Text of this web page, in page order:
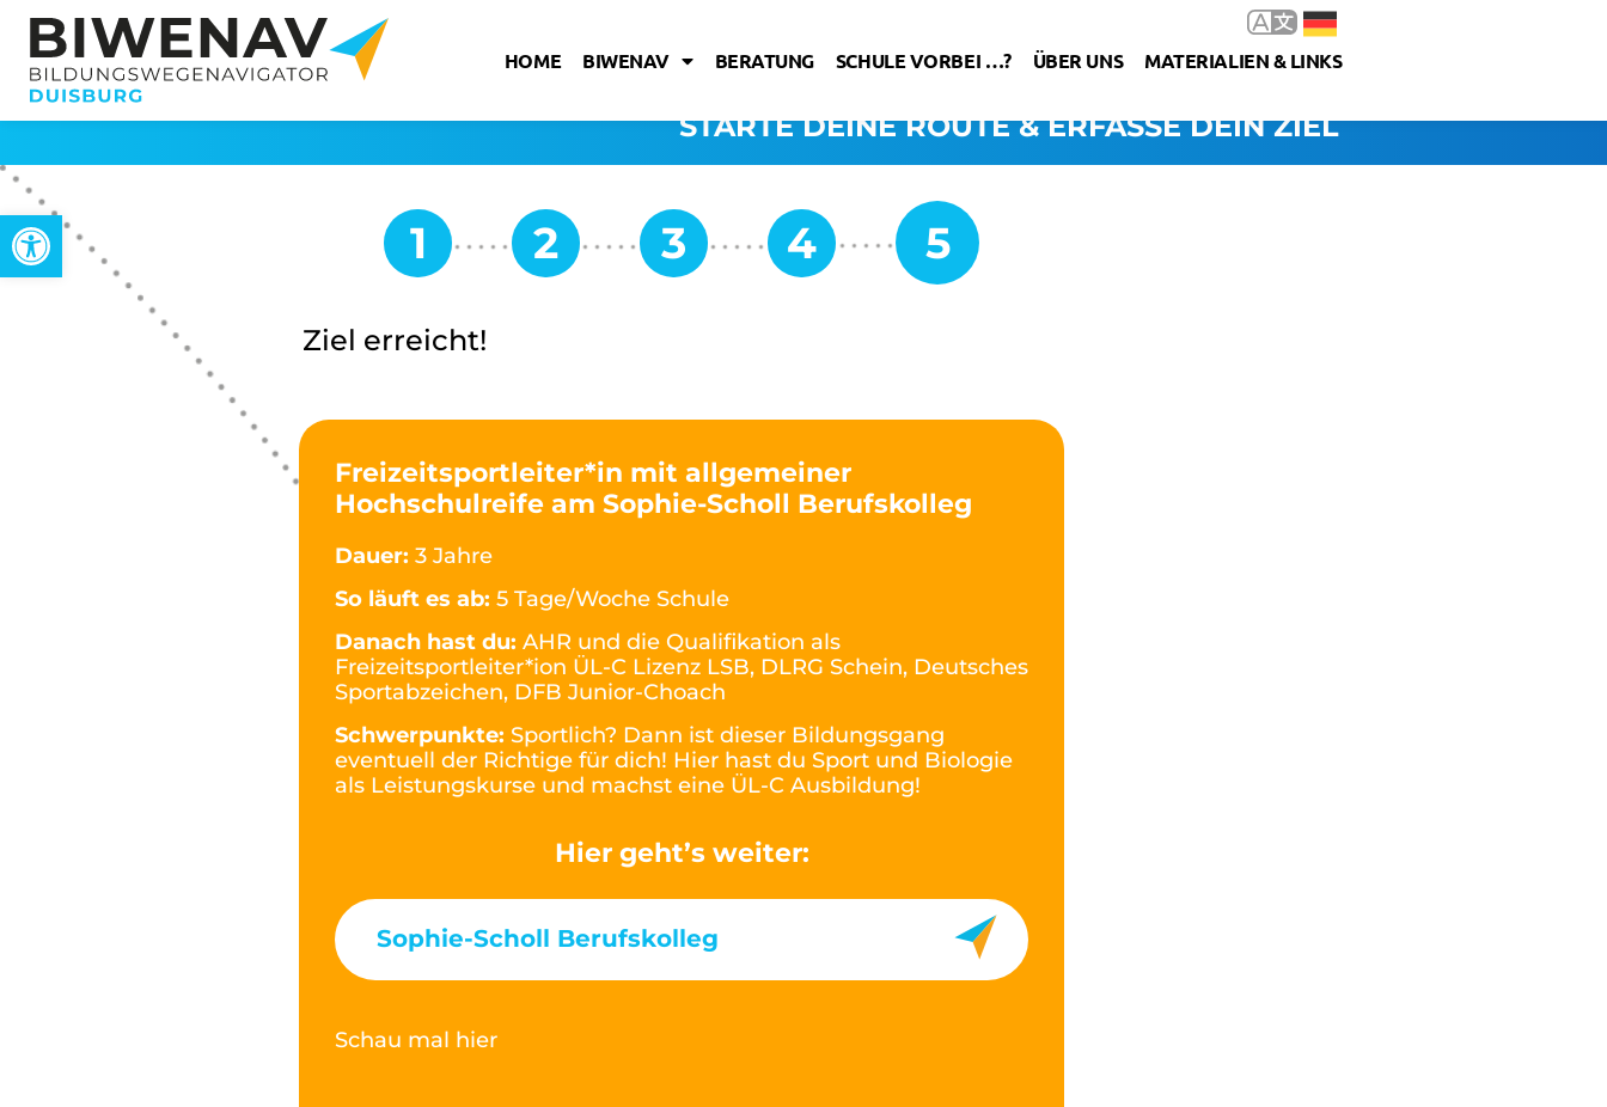
Werkzeugleiste öffnen
HOME BIWENAV BERATUNG SCHULE VORBEI …? ÜBER UNS MATERIALIEN & LINKS
STARTE DEINE ROUTE & ERFASSE DEIN ZIEL
Ziel erreicht!
Freizeitsportleiter*in mit allgemeiner
Hochschulreife am Sophie-Scholl Berufskolleg
Dauer: 3 Jahre
So läuft es ab: 5 Tage/Woche Schule
Danach hast du: AHR und die Qualifikation als
Freizeitsportleiter*ion ÜL-C Lizenz LSB, DLRG Schein, Deutsches
Sportabzeichen, DFB Junior-Choach
Schwerpunkte: Sportlich? Dann ist dieser Bildungsgang
eventuell der Richtige für dich! Hier hast du Sport und Biologie
als Leistungskurse und machst eine ÜL-C Ausbildung!
Hier geht’s weiter:
Sophie-Scholl Berufskolleg
Schau mal hier